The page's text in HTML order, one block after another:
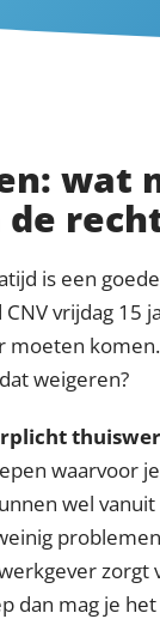
wat
is een
vrijdag 15
moeten
weigeren?
waarvoor
wel
dan mag je